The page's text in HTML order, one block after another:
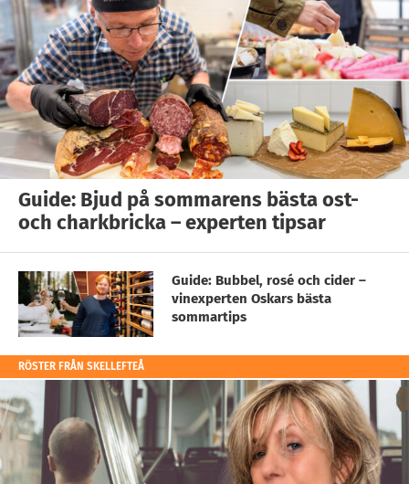
Guide: Bjud på sommarens bästa ost-
och charkbricka – experten tipsar
Guide: Bubbel, rosé och cider –
vinexperten Oskars bästa
sommartips
RÖSTER FRÅN SKELLEFTEÅ